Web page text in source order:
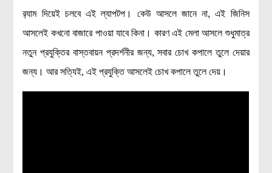
র‍্যাম দিয়েই চলবে এই ল্যাপটপ। কেউ আসলে জানে না, এই জিনিস
আসলেই কখনো বাজারে পাওয়া যাবে কিনা। কারণ এই মেলা আসলে শুধুমাত্র
নতুন প্রযুক্তির বাস্তবায়ন প্রদর্শনীর জন্য, সবার চোখ কপালে তুলে দেয়ার
জন্য। আর সত্যিই, এই প্রযুক্তি আসলেই চোখ কপালে তুলে দেয়।